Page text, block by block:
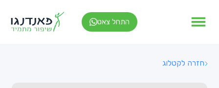
התחל צאט
חזרה לקטלוג